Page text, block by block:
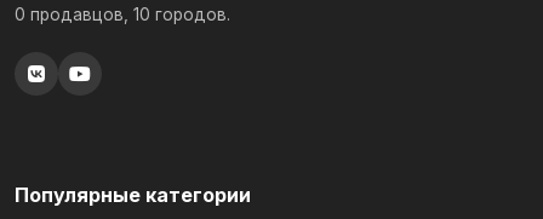
0 продавцов, 10 городов.
Популярные категории